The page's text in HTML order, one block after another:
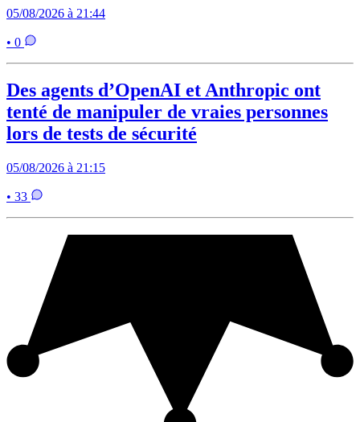
05/08/2026 à 21:44
• 0
Des agents d’OpenAI et Anthropic ont
tenté de manipuler de vraies personnes
lors de tests de sécurité
05/08/2026 à 21:15
• 33